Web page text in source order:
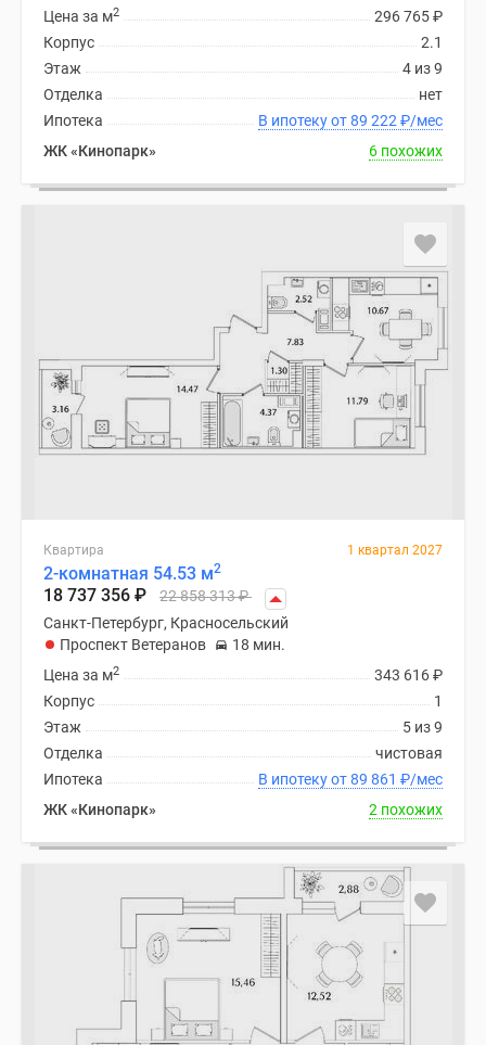
296 765₽
Цена за м2
2.1
Корпус
4 из 9
Этаж
нет
Отделка
В ипотеку от 89 222 ₽/мес
Ипотека
ЖК «Кинопарк»
6 похожих
Квартира 1 квартал 2027
2-комнатная 54.53 м2
18 737 356 ₽ 22 858 313₽
Санкт-Петербург, Красносельский
Проспект Ветеранов
18 мин.
343 616₽
Цена за м2
1
Корпус
5 из 9
Этаж
чистовая
Отделка
В ипотеку от 89 861 ₽/мес
Ипотека
ЖК «Кинопарк»
2 похожих